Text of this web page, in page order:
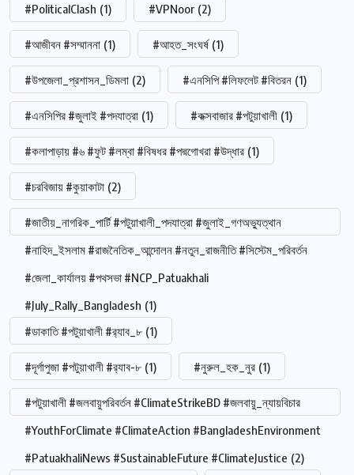
#PoliticalClash (1) #VPNoor (2)
#আজীবন #সম্মাননা (1) #আহত_সংঘর্ষ (1)
#উপজেলা_প্রশাসন_ডিমলা (2) #এনসিপি #লিফলেট #বিতরন (1)
#এনসিপির #জুলাই #পদযাত্রা (1) #কক্সবাজার #পটুয়াখালী (1)
#কলাপাড়ায় #৬ #ফুট #লম্বা #বিষধর #পদ্মগোখরা #উদ্ধার (1)
#চরবিজায় #কুয়াকাটা (2)
#জাতীয়_নাগরিক_পার্টি #পটুয়াখালী_পদযাত্রা #জুলাই_গণঅভ্যুত্থান
#নাহিদ_ইসলাম #রাজনৈতিক_আন্দোলন #নতুন_রাজনীতি #সিস্টেম_পরিবর্তন
#জেলা_কার্যালয় #পথসভা #NCP_Patuakhali
#July_Rally_Bangladesh (1)
#ডাকাতি #পটুয়াখালী #র‍্যাব_৮ (1)
#দূর্গাপুজা #পটুয়াখালী #র‍্যাব-৮ (1) #নুরুল_হক_নুর (1)
#পটুয়াখালী #জলবায়ুপরিবর্তন #ClimateStrikeBD #জলবায়ু_ন্যায়বিচার
#YouthForClimate #ClimateAction #BangladeshEnvironment
#PatuakhaliNews #SustainableFuture #ClimateJustice (2)